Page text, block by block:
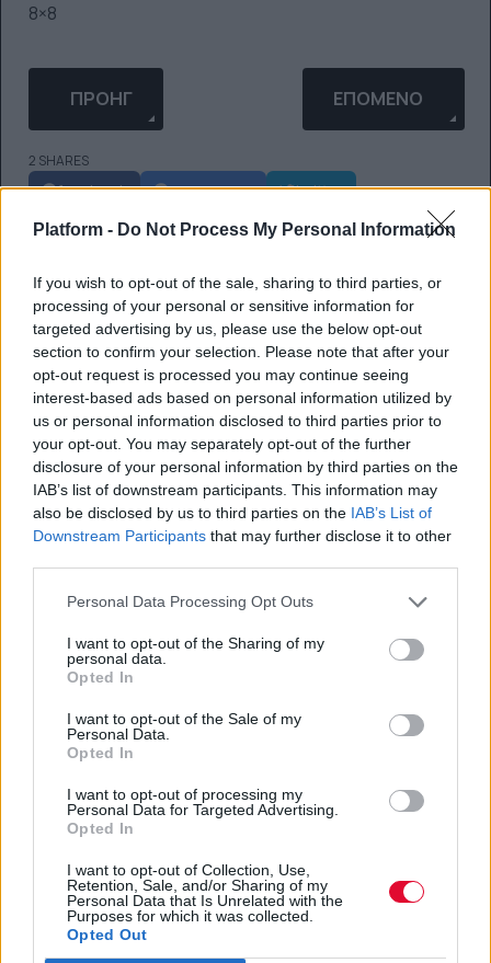
Platform - Do Not Process My Personal Information
If you wish to opt-out of the sale, sharing to third parties, or
processing of your personal or sensitive information for
targeted advertising by us, please use the below opt-out
section to confirm your selection. Please note that after your
opt-out request is processed you may continue seeing
interest-based ads based on personal information utilized by
us or personal information disclosed to third parties prior to
your opt-out. You may separately opt-out of the further
disclosure of your personal information by third parties on the
IAB’s list of downstream participants. This information may
also be disclosed by us to third parties on the IAB’s List of
Downstream Participants that may further disclose it to other
Personal Data Processing Opt Outs
I want to opt-out of the Sharing of my
personal data.
Opted In
I want to opt-out of the Sale of my
Personal Data.
Opted In
I want to opt-out of processing my
Personal Data for Targeted Advertising.
Opted In
I want to opt-out of Collection, Use,
Retention, Sale, and/or Sharing of my
Personal Data that Is Unrelated with the
Purposes for which it was collected.
Opted Out
8×8
ΠΡΟΗΓΟΎΜΕΝΟ ΆΡΘΡΟ: CRACKERS ΜΕ ΤΥΡΊ
ΠΡΟΗΓ ΕΠΌΜΕΝΟ ΆΡΘΡΟ:
ΕΠΌΜΕΝΟ
2 SHARES
facebook messenger
twitter
whatsapp
email
πρώτος όλα τα τελευταία trends
ΔΙΑΒΆΣΤΕ ΕΠΊΣΗΣ
Το AI Brain Fry μας κάνει λιγότερο
Αν αδυνατείς να συγκεντρωθείς,
σημαίνεις ότι έχεις «καεί» από το ΑΙ.